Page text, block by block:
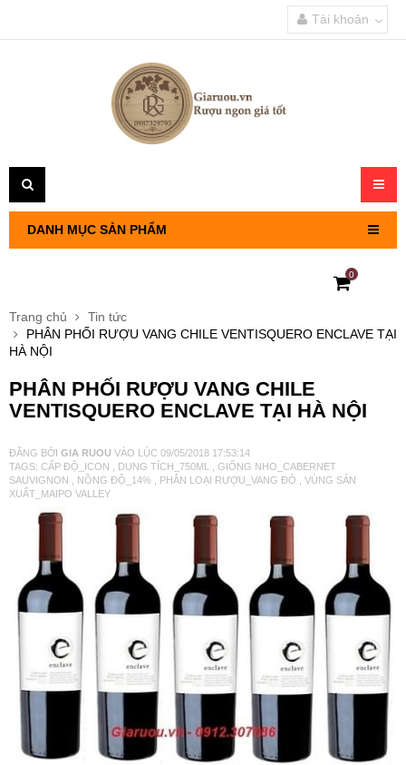
Tài khoản
DANH MỤC SẢN PHẨM
RƯỢU VANG CHILE
RƯỢU VANG Ý
RƯỢU VANG MỸ
RƯỢU VANG BỊCH
RƯỢU VANG ÚC
RƯỢU VANG ÁO
RƯỢU SỮA
0
Trang chủ
Tin tức
PHÂN PHỐI RƯỢU VANG CHILE VENTISQUERO ENCLAVE TẠI
HÀ NỘI
PHÂN PHỐI RƯỢU VANG CHILE
VENTISQUERO ENCLAVE TẠI HÀ NỘI
ĐĂNG BỞI GIA RUOU VÀO LÚC 09/05/2018 17:53:14
TAGS: CẤP ĐỘ_ICON DUNG TÍCH_750ML
GIỐNG NHO_CABERNET
SAUVIGNON
NỒNG ĐỘ_14% PHÂN LOẠI RƯỢU_VANG ĐỎ
VÙNG SẢN
XUẤT_MAIPO VALLEY